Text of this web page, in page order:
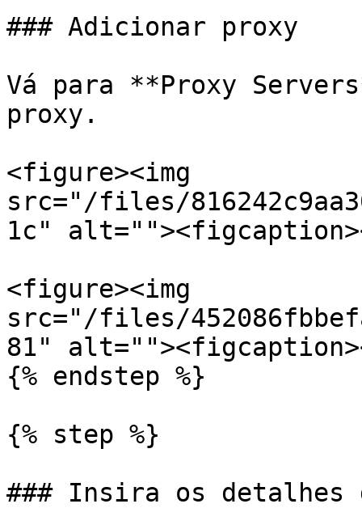
### Adicionar proxy
Vá para **Proxy
proxy.
<figure><img
src="/files/
1c"
<figure><img
src="/files/
81"
{% endstep %}
{% step %}
### Insira os detalhes